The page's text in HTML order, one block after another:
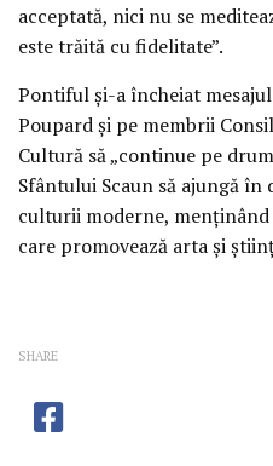
acceptată, nici nu se
este trăită cu fidelitate”.
Pontiful şi-a încheiat
Poupard şi pe membrii
Cultură să „continue pe
Sfântului Scaun să ajungă
culturii moderne,
care promovează arta şi
SHARE